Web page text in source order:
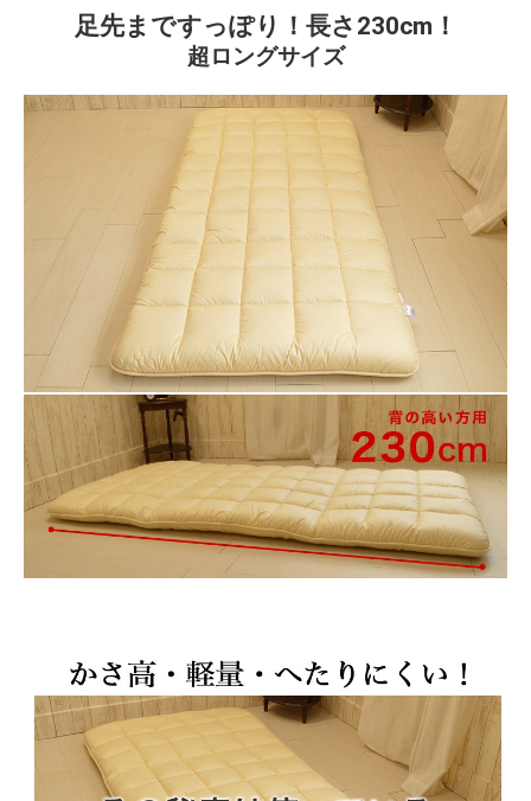
足先まですっぽり！長さ230cm！
超ロングサイズ